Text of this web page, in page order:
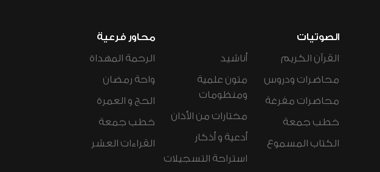
الصوتيات
القرآن الكريم
محاضرات ودروس
محاضرات مفرغة
خطب جمعة
الكتاب المسموع
أناشيد
متون علمية
ومنظومات
مختارات من الأذان
أدعية و أذكار
استراحة التسجيلات
محاور فرعية
الرحمة المهداة
واحة رمضان
الحج و العمرة
خطب جمعة
القراءات العشر